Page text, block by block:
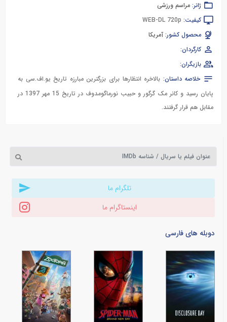
ژانر: مراسم ورزشی
کیفیت: WEB-DL 720p
محصول کشور: آمریکا
کارگردان:
بازیگران:
خلاصه داستان: بالاخره انتظار‌ها برای بزرگترین مبارزه تاریخ یو.اف.سی به
پایان رسید و کانر مک گرگور و حبیب نورماگومدوف در تاریخ 15 مهر 1397 در
مقابل هم قرار گرفتند.
تلگرام ما
اینستاگرام ما
دوبله های فارسی